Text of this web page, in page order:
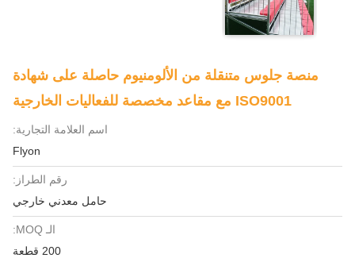
منصة جلوس متنقلة من الألومنيوم حاصلة على شهادة
ISO9001 مع مقاعد مخصصة للفعاليات الخارجية
اسم العلامة التجارية:
Flyon
رقم الطراز:
حامل معدني خارجي
الـ MOQ:
200 قطعة